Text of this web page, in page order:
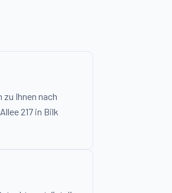
zu Ihnen nach
217 in Bilk